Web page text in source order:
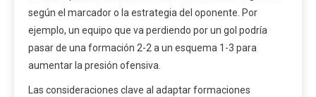
según el marcador o la estrategia del oponente. Por
ejemplo, un equipo que va perdiendo por un gol podría
pasar de una formación 2-2 a un esquema 1-3 para
aumentar la presión ofensiva.
Las consideraciones clave al adaptar formaciones